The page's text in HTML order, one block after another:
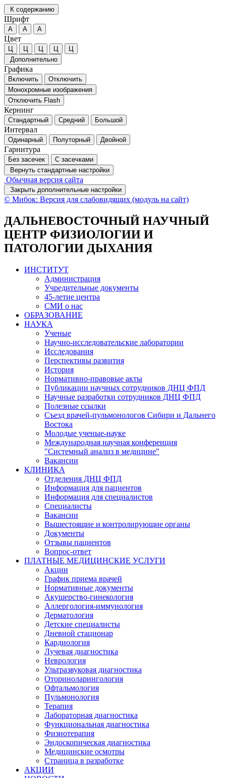
К содержанию
Шрифт
А А А
Цвет
Ц Ц Ц Ц
Ц
Дополнительно
Графика
Включить
Отключить
Монохромные изображения
Отключить Flash
Кернинг
Стандартный Средний Большой
Интервал
Одинарный Полуторный Двойной
Гарнитура
Без засечек
С засечками
Вернуть стандартные настройки
Обычная версия сайта
Закрыть дополнительные настройки
© Мибок: Версия для слабовидящих (модуль на сайт)
ДАЛЬНЕВОСТОЧНЫЙ НАУЧНЫЙ
ЦЕНТР ФИЗИОЛОГИИ И
ПАТОЛОГИИ ДЫХАНИЯ
ИНСТИТУТ
Администрация
Учредительные документы
45-летие центра
СМИ о нас
ОБРАЗОВАНИЕ
НАУКА
Ученые
Научно-исследовательские лаборатории
Исследования
Перспективы развития
История
Нормативно-правовые акты
Публикации научных сотрудников ДНЦ ФПД
Научные разработки сотрудников ДНЦ ФПД
Полезные ссылки
Съезд врачей-пульмонологов Сибири и Дальнего
Востока
Молодые ученые-науке
Международная научная конференция
"Системный анализ в медицине"
Вакансии
КЛИНИКА
Отделения ДНЦ ФПД
Информация для пациентов
Информация для специалистов
Специалисты
Вакансии
Вышестоящие и контролирующие органы
Документы
Отзывы пациентов
Вопрос-ответ
ПЛАТНЫЕ МЕДИЦИНСКИЕ УСЛУГИ
Акции
График приема врачей
Нормативные документы
Акушерство-гинекология
Аллергология-иммунология
Дерматология
Детские специалисты
Дневной стационар
Кардиология
Лучевая диагностика
Неврология
Ультразвуковая диагностика
Оториноларингология
Офтальмология
Пульмонология
Терапия
Лабораторная диагностика
Функциональная диагностика
Физиотерапия
Эндоскопическая диагностика
Медицинские осмотры
Страница в разработке
АКЦИИ